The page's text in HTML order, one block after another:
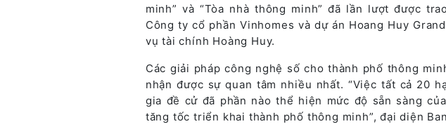
minh” và “Tòa nhà thông minh” đã lần lượt được
Công ty cổ phần Vinhomes và dự án Hoang Huy
vụ tài chính Hoàng Huy.
Các giải pháp công nghệ số cho thành phố thông
nhận được sự quan tâm nhiều nhất. “Việc tất cả 20
gia đề cử đã phần nào thể hiện mức độ sẵn sàng
tăng tốc triển khai thành phố thông minh”, đại diện